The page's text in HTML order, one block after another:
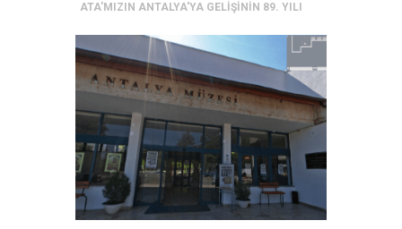
ATA'MIZIN ANTALYA'YA GELİŞİNİN 89. YILI